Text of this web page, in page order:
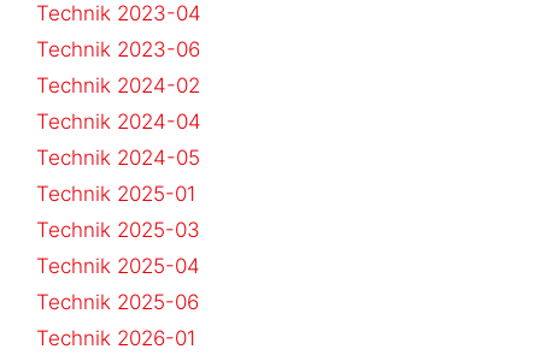
Technik 2023-04
Technik 2023-06
Technik 2024-02
Technik 2024-04
Technik 2024-05
Technik 2025-01
Technik 2025-03
Technik 2025-04
Technik 2025-06
Technik 2026-01